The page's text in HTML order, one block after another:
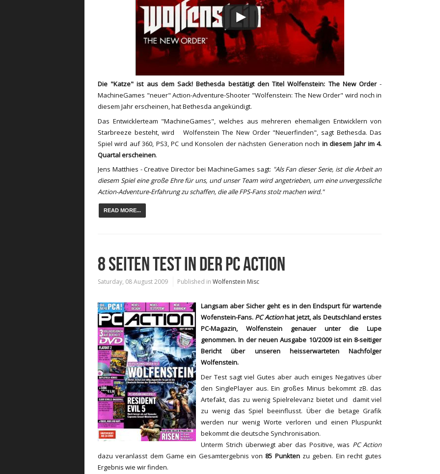
Die "Katze" ist aus dem Sack! Bethesda bestätigt den Titel Wolfenstein: The New Order-
MachineGames "neuer" Action-Adventure-Shooter "Wolfenstein: The New Order" wird noch in
diesem Jahr erscheinen, hat Bethesda angekündigt.
Das Entwicklerteam "MachineGames", welches aus mehreren ehemaligen Entwicklern von
Starbreeze besteht, wird Wolfenstein The New Order "Neuerfinden", sagt Bethesda. Das
Spiel wird auf 360, PS3, PC und Konsolen der nächsten Generation noch in diesem Jahr im 4.
Quartal erscheinen.
Jens Matthies - Creative Director bei MachineGames sagt: "Als Fan dieser Serie, ist die Arbeit an
diesem Spiel eine große Ehre für uns, und unser Team wird angetrieben, um eine unvergessliche
Action-Adventure-Erfahrung zu schaffen, die alle FPS-Fans stolz machen wird."
READ MORE...
8 SEITEN TEST IN DER PC ACTION
Saturday, 08 August 2009 Published in Wolfenstein Misc
Langsam aber Sicher geht es in den Endspurt für wartende
Wofenstein-Fans. PC Actionhat jetzt, als Deutschland erstes
PC-Magazin, Wolfenstein genauer unter die Lupe
genommen. In der neuen Ausgabe 10/2009 ist ein 8-seitiger
Bericht über unseren heisserwarteten Nachfolger
Wolfenstein.
Der Test sagt viel Gutes aber auch einiges Negatives über
den SinglePlayer aus. Ein großes Minus bekommt zB. das
Artefakt, das zu wenig Spielrelevanz bietet und damit viel
zu wenig das Spiel beeinflusst. Über die betage Grafik
werden nur wenig Worte verloren und einen Pluspunkt
bekommt die deutsche Synchronisation.
Unterm Strich überwiegt aber das Positive, was PC Action
dazu veranlasst dem Game ein Gesamtergebnis von85 Punktenzu geben. Ein recht gutes
Ergebnis wie wir finden.